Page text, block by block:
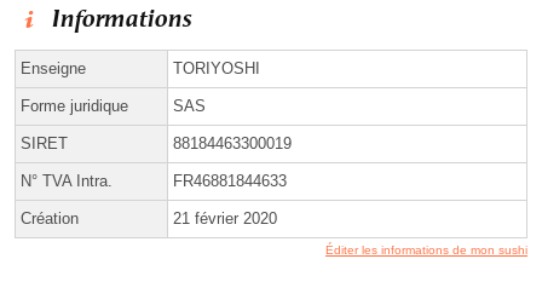
Informations
Enseigne TORIYOSHI
Forme juridique SAS
SIRET 88184463300019
N° TVA Intra. FR46881844633
Création 21 février 2020
Éditer les informations de mon sushi